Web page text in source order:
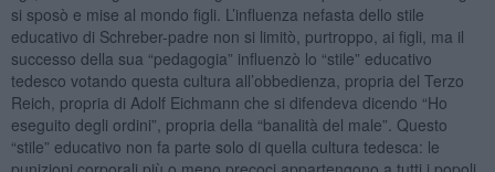
si sposò e mise al mondo figli. L’influenza nefasta dello stile
educativo di Schreber-padre non si limitò, purtroppo, ai figli, ma il
successo della sua “pedagogia” influenzò lo “stile” educativo
tedesco votando questa cultura all’obbedienza, propria del Terzo
Reich, propria di Adolf Eichmann che si difendeva dicendo “Ho
eseguito degli ordini”, propria della “banalità del male”. Questo
“stile” educativo non fa parte solo di quella cultura tedesca: le